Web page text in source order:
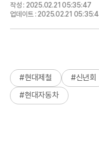
작성 : 2025.02.21 05:35:47
업데이트 : 2025.02.21
#현대제철 #신년회
#현대자동차